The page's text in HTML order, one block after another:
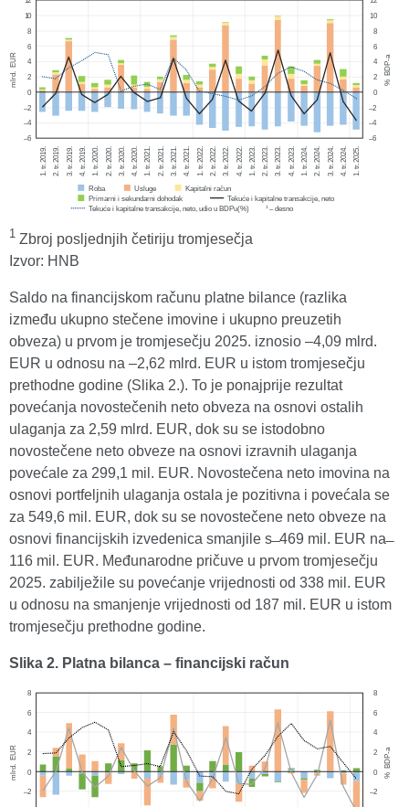
1 Zbroj posljednjih četiriju tromjesečja
Izvor: HNB
Saldo na financijskom računu platne bilance (razlika
između ukupno stečene imovine i ukupno preuzetih
obveza) u prvom je tromjesečju 2025. iznosio –4,09 mlrd.
EUR u odnosu na –2,62 mlrd. EUR u istom tromjesečju
prethodne godine (Slika 2.). To je ponajprije rezultat
povećanja novostečenih neto obveza na osnovi ostalih
ulaganja za 2,59 mlrd. EUR, dok su se istodobno
novostečene neto obveze na osnovi izravnih ulaganja
povećale za 299,1 mil. EUR. Novostečena neto imovina na
osnovi portfeljnih ulaganja ostala je pozitivna i povećala se
za 549,6 mil. EUR, dok su se novostečene neto obveze na
osnovi financijskih izvedenica smanjile s ̶ 469 mil. EUR na ̶
116 mil. EUR. Međunarodne pričuve u prvom tromjesečju
2025. zabilježile su povećanje vrijednosti od 338 mil. EUR
u odnosu na smanjenje vrijednosti od 187 mil. EUR u istom
tromjesečju prethodne godine.
Slika 2. Platna bilanca – financijski račun